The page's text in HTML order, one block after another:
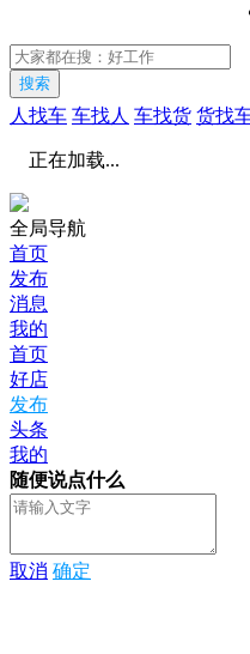
搜索
人找车 车找人 车找货 货找
正在加载...
全局导航
首页
发布
消息
我的
首页
好店
发布
头条
我的
随便说点什么
取消 确定